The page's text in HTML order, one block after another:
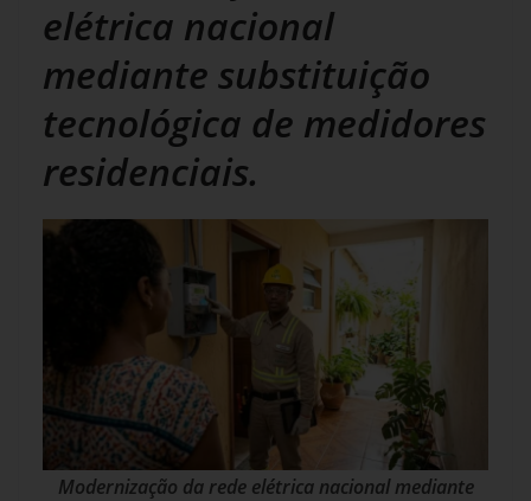
elétrica nacional
mediante substituição
tecnológica de medidores
residenciais.
Modernização da rede elétrica nacional mediante